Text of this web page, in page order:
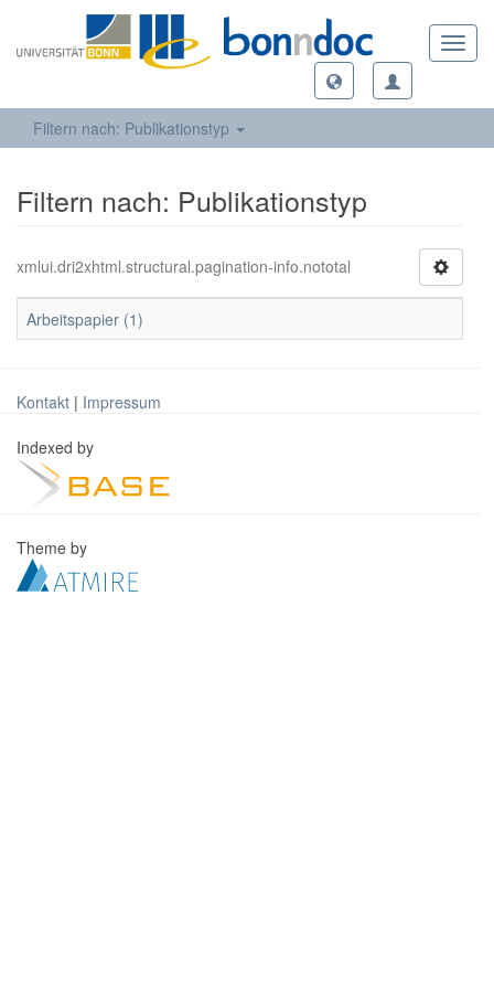
Filtern nach: Publikationstyp
Filtern nach: Publikationstyp
xmlui.dri2xhtml.structural.pagination-info.nototal
Arbeitspapier (1)
Kontakt | Impressum
Indexed by
Theme by